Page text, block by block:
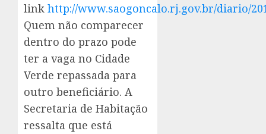
link http://www.saogoncalo.rj.gov.br/diario/
Quem não comparecer
dentro do prazo pode
ter a vaga no Cidade
Verde repassada para
outro beneficiário. A
Secretaria de Habitação
ressalta que está